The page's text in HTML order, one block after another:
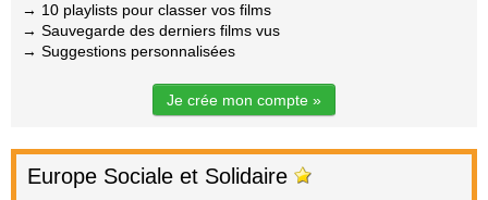
→ 10 playlists pour classer vos films
→ Sauvegarde des derniers films vus
→ Suggestions personnalisées
Je crée mon compte »
Europe Sociale et Solidaire